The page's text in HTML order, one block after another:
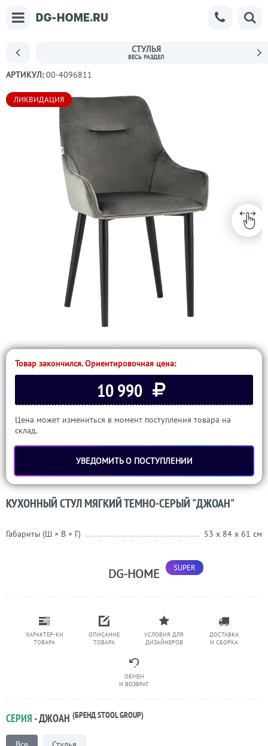
СТУЛЬЯ
АРТИКУЛ:00-4096811
ЛИКВИДАЦИЯ
ХАРАКТЕР-КИ
ТОВАРА
ОПИСАНИЕ
ТОВАРА
УСЛОВИЯ ДЛЯ
ДИЗАЙНЕРОВ
ДОСТАВКА
И СБОРКА
ОБМЕН
И ВОЗВРАТ
Товар закончился. Ориентировочная цена:
10 990
Цена может измениться в момент поступления товара на
склад.
УВЕДОМИТЬ О ПОСТУПЛЕНИИ
КУХОННЫЙ СТУЛ МЯГКИЙ ТЕМНО-СЕРЫЙ "ДЖОАН"
Габариты (Ш × В × Г) 53 x 84 x 61 см
DG-HOME
СЕРИЯ- ДЖОАН (БРЕНД STOOL GROUP)